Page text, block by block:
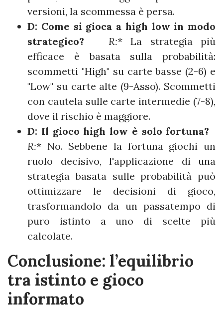
versioni, la scommessa è persa.
D: Come si gioca a high low in modo
strategico? R:* La strategia più
efficace è basata sulla probabilità:
scommetti "High" su carte basse (2-6) e
"Low" su carte alte (9-Asso). Scommetti
con cautela sulle carte intermedie (7-8),
dove il rischio è maggiore.
D: Il gioco high low è solo fortuna?
R:* No. Sebbene la fortuna giochi un
ruolo decisivo, l'applicazione di una
strategia basata sulle probabilità può
ottimizzare le decisioni di gioco,
trasformandolo da un passatempo di
puro istinto a uno di scelte più
calcolate.
Conclusione: l’equilibrio
tra istinto e gioco
informato